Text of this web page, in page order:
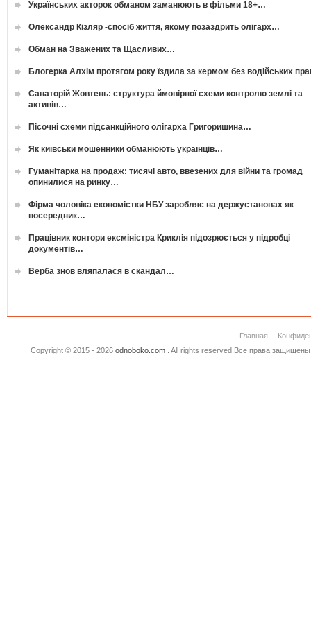
Українських акторок обманом заманюють в фільми 18+…
Олександр Кізляр -спосіб життя, якому позаздрить олігарх…
Обман на Зважених та Щасливих…
Блогерка Алхім протягом року їздила за кермом без водійських
Санаторій Жовтень: структура ймовірної схеми контролю землі та
активів…
Пісочні схеми підсанкційного олігарха Григоришина…
Як київськи мошенники обманюють українців…
Гуманітарка на продаж: тисячі авто, ввезених для війни та громад
опинилися на ринку…
Фірма чоловіка економістки НБУ заробляє на держустановах як
посередник…
Працівник контори ексміністра Криклія підозрюється у підробці
документів…
Верба знов вляпалася в скандал…
Главная
Copyright © 2015 - 2026 odnoboko.com. All rights reserved.Все права защищены.